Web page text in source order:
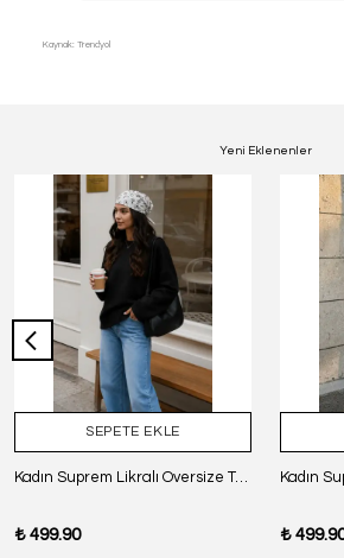
Kaynak: Trendyol
Yeni Eklenenler
SEPETE EKLE
Kadın Suprem Likralı Oversize T-Shirt - SİYAH
₺ 499.90 ₺